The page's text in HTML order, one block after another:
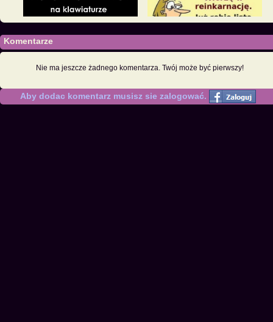
Komentarze
Nie ma jeszcze żadnego komentarza. Twój może być pierwszy!
Aby dodac komentarz musisz sie zalogować.